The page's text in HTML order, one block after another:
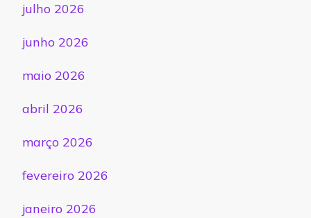
julho 2026
junho 2026
maio 2026
abril 2026
março 2026
fevereiro 2026
janeiro 2026